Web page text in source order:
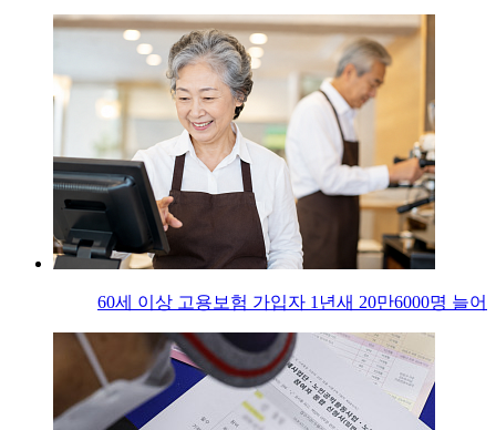
60세 이상 고용보험 가입자 1년새 20만6000명 늘어